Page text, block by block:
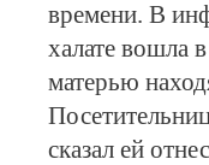
времени. В
халате вошла
матерью
сказал ей